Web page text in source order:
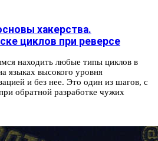
хакерства.
циклов при реверсе
находить любые типы циклов в
языках высокого уровня
и без нее. Это один из шагов, с
обратной разработке чужих